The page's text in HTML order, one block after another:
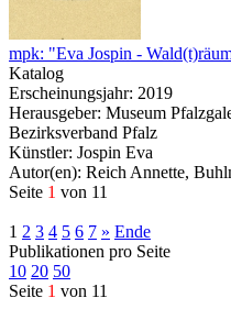
mpk: "Eva Jospin -
Katalog
Erscheinungsjahr: 2019
Herausgeber: Museum
Bezirksverband Pfalz
Künstler: Jospin Eva
Autor(en): Reich Annette,
Seite 1 von 11
1 2 3 4 5 6 7 » Ende
Publikationen pro Seite
10 20 50
Seite 1 von 11